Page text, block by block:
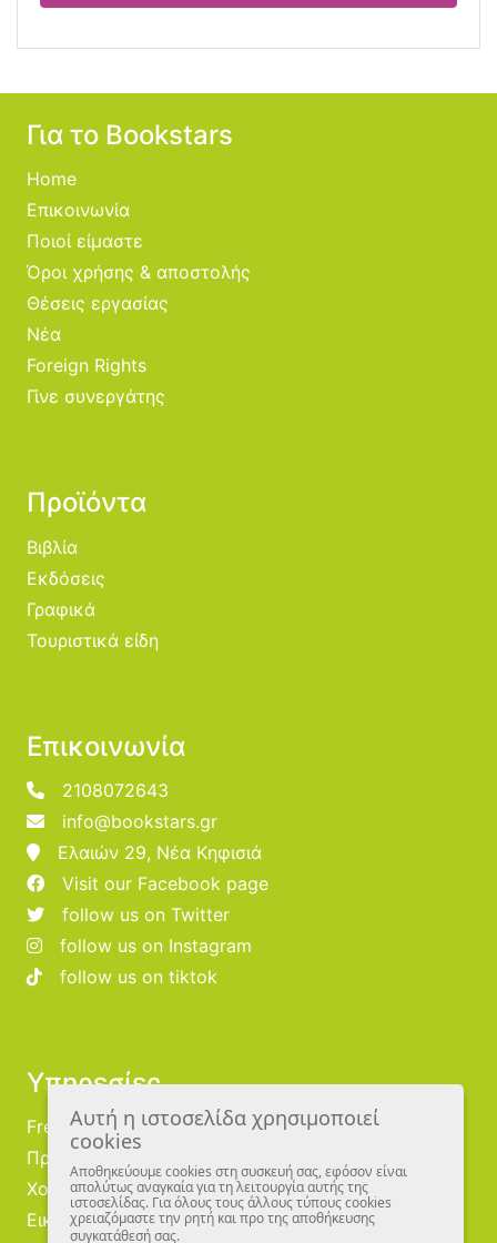
Για το Bookstars
Home
Επικοινωνία
Ποιοί είμαστε
Όροι χρήσης & αποστολής
Θέσεις εργασίας
Νέα
Foreign Rights
Γίνε συνεργάτης
Προϊόντα
Βιβλία
Εκδόσεις
Γραφικά
Τουριστικά είδη
Επικοινωνία
2108072643
info@bookstars.gr
Ελαιών 29, Νέα Κηφισιά
Visit our Facebook page
follow us on Twitter
follow us on Instagram
follow us on tiktok
Υπηρεσίες
Free Publishing
Προμηθευτές
Χονδρική
Εικονογράφοι
Αυτή η ιστοσελίδα χρησιμοποιεί
cookies
Αποθηκεύουμε cookies στη συσκευή σας, εφόσον είναι
απολύτως αναγκαία για τη λειτουργία αυτής της
ιστοσελίδας. Για όλους τους άλλους τύπους cookies
χρειαζόμαστε την ρητή και προ της αποθήκευσης
συγκατάθεσή σας.